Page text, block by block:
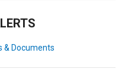
& Documents